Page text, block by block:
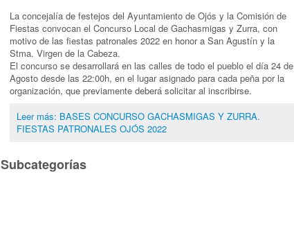
La concejalía de festejos del Ayuntamiento de Ojós y la Comisión de
Fiestas convocan el Concurso Local de Gachasmigas y Zurra, con
motivo de las fiestas patronales 2022 en honor a San Agustín y la
Stma. Virgen de la Cabeza.
El concurso se desarrollará en las calles de todo el pueblo el día 24 de
Agosto desde las 22:00h, en el lugar asignado para cada peña por la
organización, que previamente deberá solicitar al inscribirse.
Leer más: BASES CONCURSO GACHASMIGAS Y ZURRA.
FIESTAS PATRONALES OJÓS 2022
Subcategorías